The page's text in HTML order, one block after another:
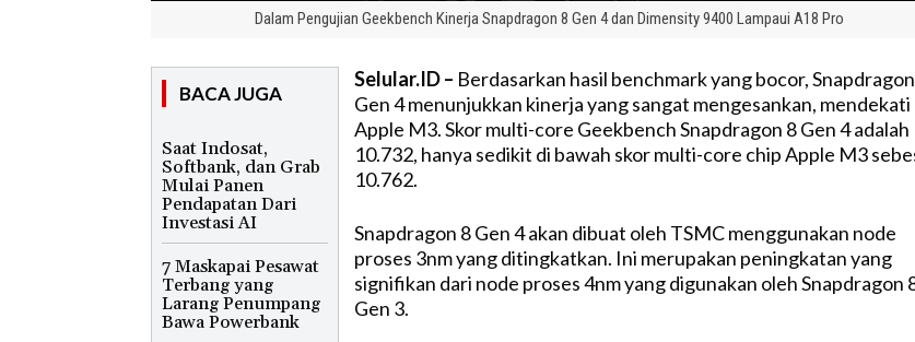
Dalam Pengujian Geekbench Kinerja Snapdragon 8 Gen 4 dan Dimensity 9400 Lampaui A18 Pro
BACA JUGA
Saat Indosat,
Softbank, dan Grab
Mulai Panen
Pendapatan Dari
Investasi AI
7 Maskapai Pesawat
Terbang yang
Larang Penumpang
Bawa Powerbank
Selular.ID – Berdasarkan hasil benchmark yang bocor,
Gen 4 menunjukkan kinerja yang sangat mengesankan, mendekati
Apple M3. Skor multi-core Geekbench Snapdragon 8 Gen 4 adalah
10.732, hanya sedikit di bawah skor multi-core chip Apple M3
10.762.
Snapdragon 8 Gen 4 akan dibuat oleh TSMC menggunakan node
proses 3nm yang ditingkatkan. Ini merupakan peningkatan yang
signifikan dari node proses 4nm yang digunakan oleh Snapdragon
Gen 3.